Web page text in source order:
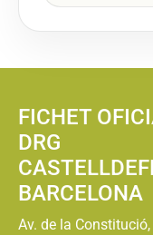
FICHET
DRG
BARCELONA
Av. de la